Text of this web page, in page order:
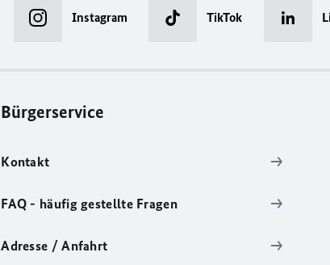
Instagram TikTok
Bürgerservice
Kontakt
FAQ - häufig gestellte Fragen
Adresse / Anfahrt